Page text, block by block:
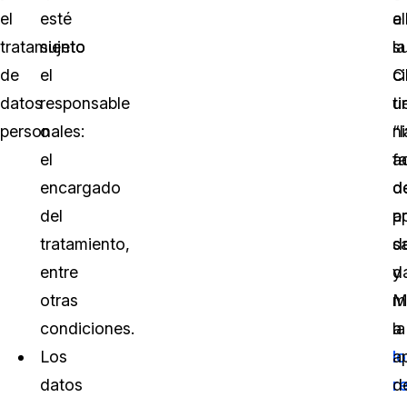
el
tratamiento
de
datos
personales:
esté
sujeto
el
responsable
o
el
encargado
del
tratamiento,
entre
otras
condiciones.
Los
datos
la
y
a
a
la